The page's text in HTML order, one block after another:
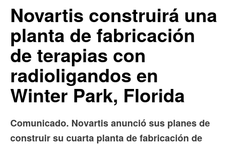
Novartis construirá una
planta de fabricación
de terapias con
radioligandos en
Winter Park, Florida
Comunicado. Novartis anunció sus planes de
construir su cuarta planta de fabricación de